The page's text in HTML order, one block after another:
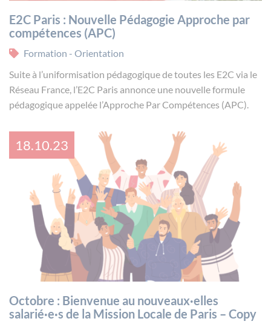
E2C Paris : Nouvelle Pédagogie Approche par
compétences (APC)
Formation - Orientation
Suite à l’uniformisation pédagogique de toutes les E2C via le
Réseau France, l’E2C Paris annonce une nouvelle formule
pédagogique appelée l’Approche Par Compétences (APC).
18.10.23
Octobre : Bienvenue au nouveaux·elles
salarié·e·s de la Mission Locale de Paris – Copy